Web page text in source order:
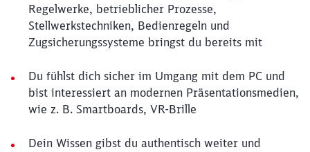
Regelwerke, betrieblicher Prozesse,
Stellwerkstechniken, Bedienregeln und
Zugsicherungssysteme bringst du bereits mit
Du fühlst dich sicher im Umgang mit dem PC und
bist interessiert an modernen Präsentationsmedien,
wie z. B. Smartboards, VR-Brille
Dein Wissen gibst du authentisch weiter und